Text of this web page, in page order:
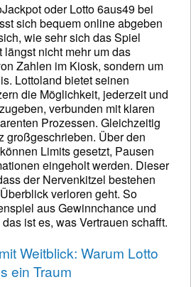
oder Lotto 6aus49 bei
sich bequem online abgeben
wie sehr sich das Spiel
längst nicht mehr um das
Zahlen im Kiosk, sondern um
Lottoland bietet seinen
die Möglichkeit, jederzeit und
verbunden mit klaren
Prozessen. Gleichzeitig
großgeschrieben. Über den
können Limits gesetzt, Pausen
eingeholt werden. Dieser
der Nervenkitzel bestehen
verloren geht. So
aus Gewinnchance und
ist es, was Vertrauen schafft.
Weitblick: Warum Lotto
ein Traum